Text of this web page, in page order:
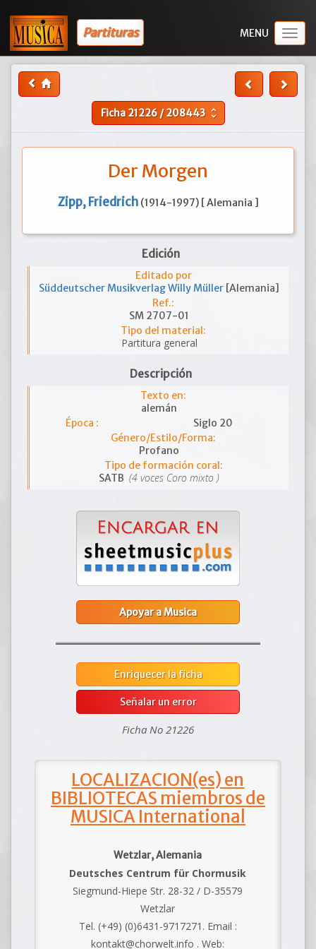
Partituras
Ficha21226/208443 unfold_more
Der Morgen
Zipp, Friedrich (1914-1997) [ Alemania ]
Edición
Editado por
Süddeutscher Musikverlag Willy Müller [Alemania]
Ref.:
SM 2707-01
Tipo del material:
Partitura general
Descripción
Texto en:
alemán
Época :
Siglo 20
Género/Estilo/Forma:
Profano
Tipo de formación coral:
SATB (4 voces Coro mixto )
Apoyar a Musica
Enriquecer la ficha
Señalar un error
Ficha No 21226
LOCALIZACION(es) en
BIBLIOTECAS miembros de
MUSICA International
Wetzlar, Alemania
Deutsches Centrum für Chormusik
Siegmund-Hiepe Str. 28-32 / D-35579
Wetzlar
Tel. (+49) (0)6431-9717271. Email :
kontakt@chorwelt.info . Web: